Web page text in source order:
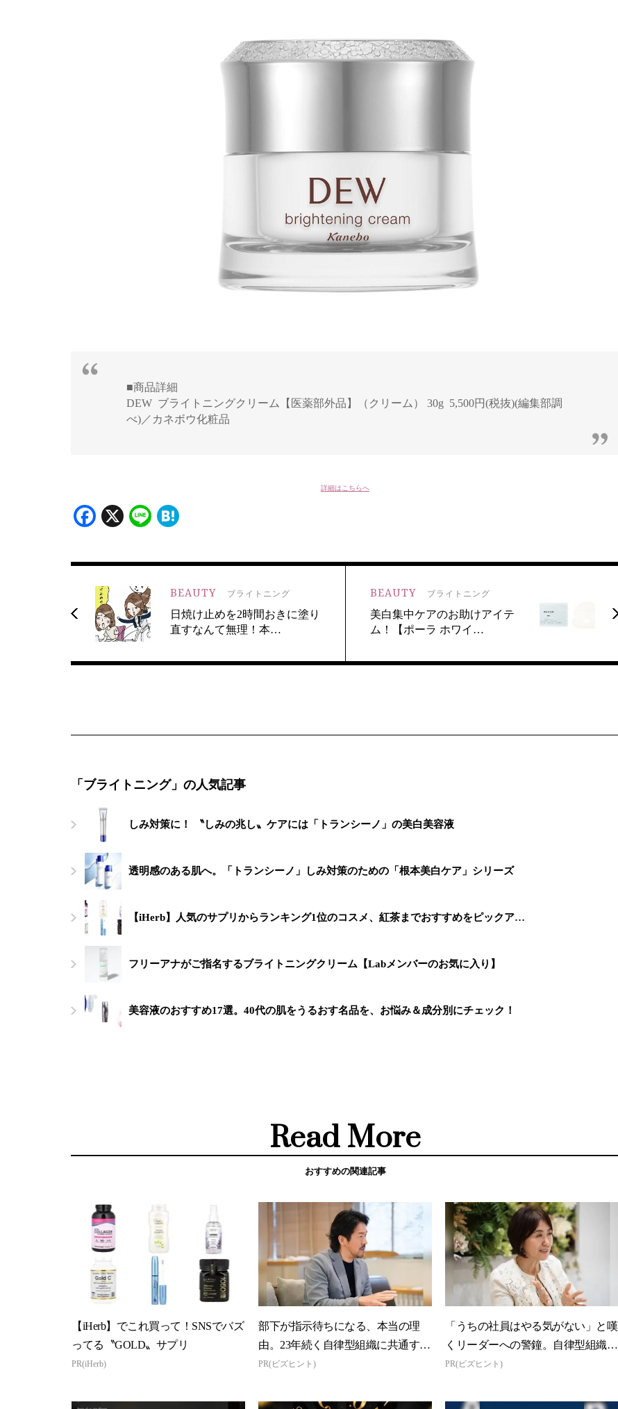
■商品詳細
DEW ブライトニングクリーム【医薬部外品】（クリーム） 30g 5,500円(税抜)(編集部調
べ)／カネボウ化粧品
詳細はこちらへ
Facebook
X Line
BEAUTY ブライトニング
日焼け止めを2時間おきに塗り
直すなんて無理！本…
BEAUTY ブライトニング
美白集中ケアのお助けアイテ
ム！【ポーラ ホワイ…
「ブライトニング」の人気記事
しみ対策に！ 〝しみの兆し〟ケアには「トランシーノ」の美白美容液
透明感のある肌へ。「トランシーノ」しみ対策のための「根本美白ケア」シリーズ
【iHerb】人気のサプリからランキング1位のコスメ、紅茶までおすすめをピックア…
フリーアナがご指名するブライトニングクリーム【Labメンバーのお気に入り】
美容液のおすすめ17選。40代の肌をうるおす名品を、お悩み＆成分別にチェック！
Read More
おすすめの関連記事
【iHerb】でこれ買って！SNSでバズ
ってる〝GOLD〟サプリ
PR(iHerb)
部下が指示待ちになる、本当の理
由。23年続く自律型組織に共通する
「3つの要素」
PR(ビズヒント)
「うちの社員はやる気がない」と嘆
くリーダーへの警鐘。自律型組織を
つくる前に外せな...
PR(ビズヒント)